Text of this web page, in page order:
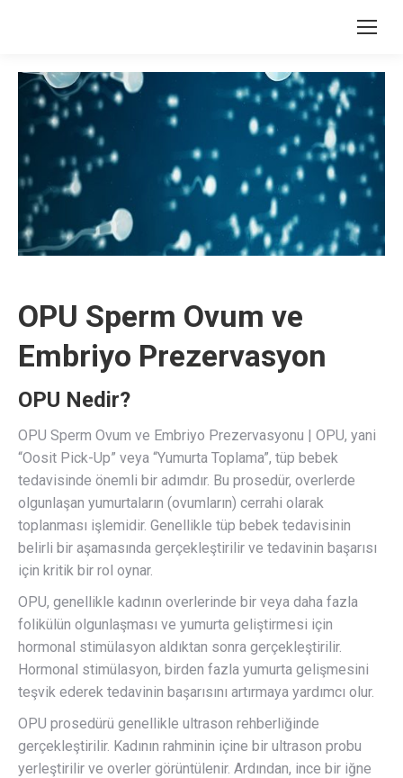
OPU Sperm Ovum ve
Embriyo Prezervasyon
OPU Nedir?
OPU Sperm Ovum ve Embriyo Prezervasyonu | OPU, yani
“Oosit Pick-Up” veya “Yumurta Toplama”, tüp bebek
tedavisinde önemli bir adımdır. Bu prosedür, overlerde
olgunlaşan yumurtaların (ovumların) cerrahi olarak
toplanması işlemidir. Genellikle tüp bebek tedavisinin
belirli bir aşamasında gerçekleştirilir ve tedavinin başarısı
için kritik bir rol oynar.
OPU, genellikle kadının overlerinde bir veya daha fazla
folikülün olgunlaşması ve yumurta geliştirmesi için
hormonal stimülasyon aldıktan sonra gerçekleştirilir.
Hormonal stimülasyon, birden fazla yumurta gelişmesini
teşvik ederek tedavinin başarısını artırmaya yardımcı olur.
OPU prosedürü genellikle ultrason rehberliğinde
gerçekleştirilir. Kadının rahminin içine bir ultrason probu
yerleştirilir ve overler görüntülenir. Ardından, ince bir iğne